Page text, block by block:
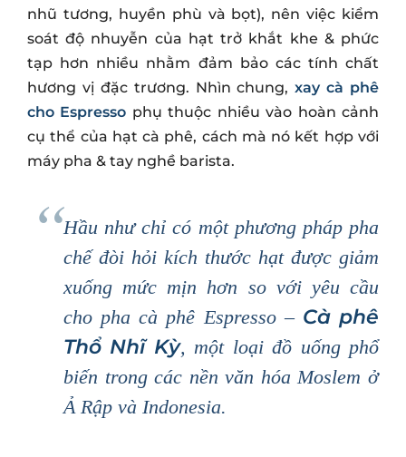
nhũ tương, huyền phù và bọt), nên việc kiểm
soát độ nhuyễn của hạt trở khắt khe & phức
tạp hơn nhiều nhằm đảm bảo các tính chất
hương vị đặc trương. Nhìn chung,xay cà phê
cho Espresso phụ thuộc nhiều vào hoàn cảnh
cụ thể của hạt cà phê, cách mà nó kết hợp với
máy pha & tay nghề barista.
Hầu như chỉ có một phương pháp pha
chế đòi hỏi kích thước hạt được giảm
xuống mức mịn hơn so với yêu cầu
cho pha cà phê Espresso – Cà phê
Thổ Nhĩ Kỳ, một loại đồ uống phổ
biến trong các nền văn hóa Moslem ở
Ả Rập và Indonesia.